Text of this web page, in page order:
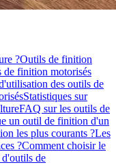
?Outils de finition
de finition motorisés
des outils de
Statistiques sur
FAQ sur les outils de
un outil de finition d'un
les plus courants ?Les
?Comment choisir le
de